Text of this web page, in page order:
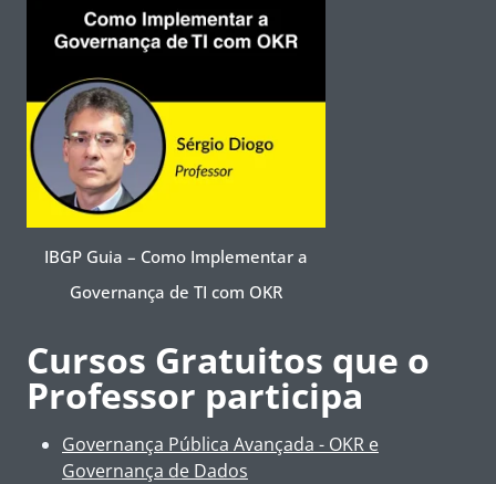
IBGP Guia – Como Implementar a
Governança de TI com OKR
Cursos Gratuitos que o
Professor participa
Governança Pública Avançada - OKR e
Governança de Dados